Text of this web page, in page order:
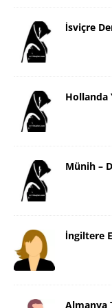
İsviçre
Hollanda
Münih –
İngiltere
Almanya